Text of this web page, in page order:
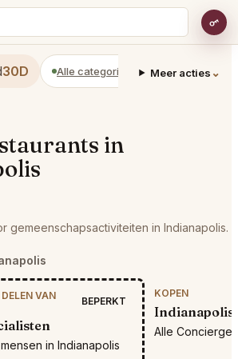
30D Alle categorieën Restaurants
Meer acties ⌄
in
gemeenschapsactiviteiten in Indianapolis.
VAN
BEPERKT
in Indianapolis
KOPEN
Indianapolis
Alle